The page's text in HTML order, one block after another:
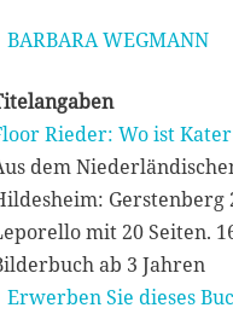
BARBARA WEGMANN
Rieder: Wo ist
dem
Gerstenberg
mit 20 Seiten.
ab 3 Jahren
Erwerben Sie dieses